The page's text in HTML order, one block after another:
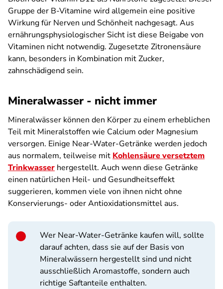
Gruppe der B-Vitamine wird allgemein eine positive
Wirkung für Nerven und Schönheit nachgesagt. Aus
ernährungsphysiologischer Sicht ist diese Beigabe von
Vitaminen nicht notwendig. Zugesetzte Zitronensäure
kann, besonders in Kombination mit Zucker,
zahnschädigend sein.
Mineralwasser - nicht immer
Mineralwässer können den Körper zu einem erheblichen
Teil mit Mineralstoffen wie Calcium oder Magnesium
versorgen. Einige Near-Water-Getränke werden jedoch
aus normalem, teilweise mit Kohlensäure versetztem
Trinkwasser hergestellt. Auch wenn diese Getränke
einen natürlichen Heil- und Gesundheitseffekt
suggerieren, kommen viele von ihnen nicht ohne
Konservierungs- oder Antioxidationsmittel aus.
Wer Near-Water-Getränke kaufen will, sollte
darauf achten, dass sie auf der Basis von
Mineralwässern hergestellt sind und nicht
ausschließlich Aromastoffe, sondern auch
richtige Saftanteile enthalten.